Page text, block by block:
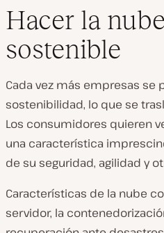
Hacer la
sostenible
Cada vez más empresas se
sostenibilidad, lo que se
Los consumidores quieren
una característica
de su seguridad, agilidad y
Características de la nube
servidor, la